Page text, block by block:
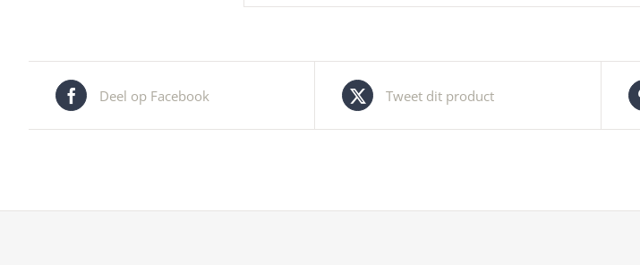
Deel op Facebook Tweet dit product